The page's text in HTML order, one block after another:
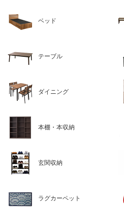
ベッド
テーブル
ダイニング
本棚・本収納
玄関収納
ラグカーペット